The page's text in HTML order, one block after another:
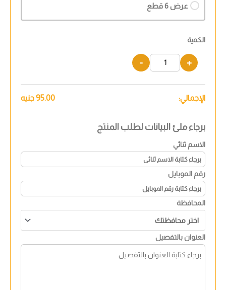
عرض 6 قطع
الكمية
+
-
الإجمالي: 95.00جنيه
برجاء ملئ البيانات لطلب المنتج
الاسم ثنائي
رقم الموبايل
المحافظة
العنوان بالتفصيل